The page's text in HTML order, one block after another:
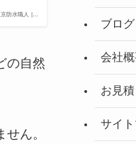
京防水職人 |…
の自然
ん。
ブログ
会社
お見積
サイ